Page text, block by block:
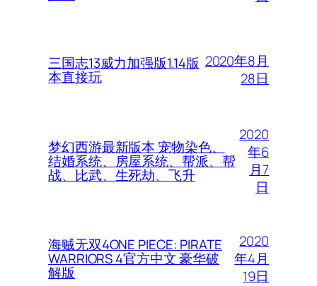
三国志13威力加强版1.14版
本直接玩
2020年8月
28日
梦幻西游最新版本 宠物染色、
结婚系统、房屋系统、帮派、帮
战、比武、生死劫、飞升
2020
年6
月7
日
海贼无双4ONE PIECE: PIRATE
WARRIORS 4官方中文 豪华破
解版
2020
年4月
19日